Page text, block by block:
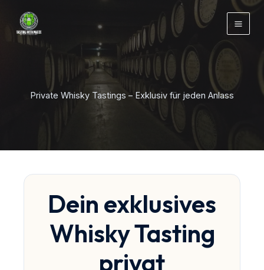
Inhalt
springen
Private Whisky Tastings – Exklusiv für jeden Anlass
Dein exklusives
Whisky Tasting
privat